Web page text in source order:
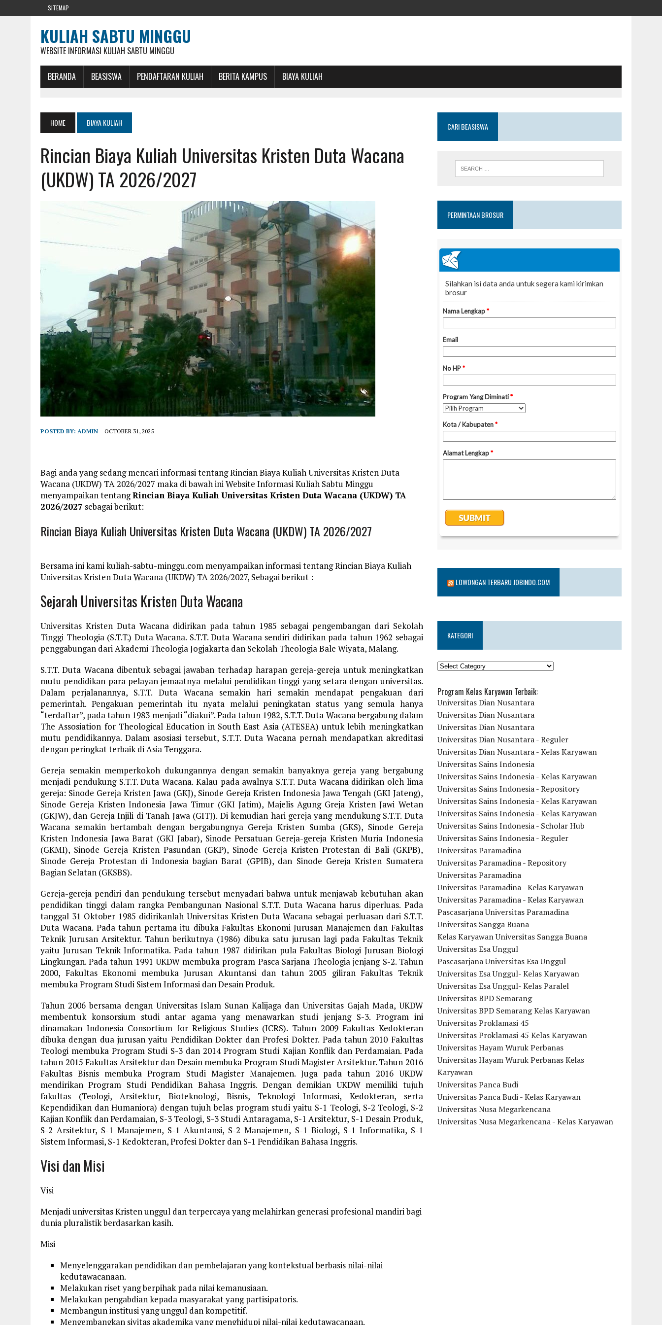
SITEMAP
KULIAH SABTU MINGGU
WEBSITE INFORMASI KULIAH SABTU MINGGU
BERANDA BEASISWA PENDAFTARAN KULIAH BERITA KAMPUS BIAYA KULIAH
HOME BIAYA KULIAH
Rincian Biaya Kuliah Universitas Kristen Duta Wacana
(UKDW) TA 2026/2027
POSTED BY: ADMIN OCTOBER 31, 2025
Bagi anda yang sedang mencari informasi tentang Rincian Biaya Kuliah Universitas Kristen Duta
Wacana (UKDW) TA 2026/2027 maka di bawah ini Website Informasi Kuliah Sabtu Minggu
menyampaikan tentangRincian Biaya Kuliah Universitas Kristen Duta Wacana (UKDW) TA
2026/2027 sebagai berikut:
Rincian Biaya Kuliah Universitas Kristen Duta Wacana (UKDW) TA 2026/2027
Bersama ini kami kuliah-sabtu-minggu.com menyampaikan informasi tentang Rincian Biaya Kuliah
Universitas Kristen Duta Wacana (UKDW) TA 2026/2027, Sebagai berikut :
Sejarah Universitas Kristen Duta Wacana
Universitas Kristen Duta Wacana didirikan pada tahun 1985 sebagai pengembangan dari Sekolah
Tinggi Theologia (S.T.T.) Duta Wacana. S.T.T. Duta Wacana sendiri didirikan pada tahun 1962 sebagai
penggabungan dari Akademi Theologia Jogjakarta dan Sekolah Theologia Bale Wiyata, Malang.
S.T.T. Duta Wacana dibentuk sebagai jawaban terhadap harapan gereja-gereja untuk meningkatkan
mutu pendidikan para pelayan jemaatnya melalui pendidikan tinggi yang setara dengan universitas.
Dalam perjalanannya, S.T.T. Duta Wacana semakin hari semakin mendapat pengakuan dari
pemerintah. Pengakuan pemerintah itu nyata melalui peningkatan status yang semula hanya
“terdaftar”, pada tahun 1983 menjadi “diakui”. Pada tahun 1982, S.T.T. Duta Wacana bergabung dalam
The Assosiation for Theological Education in South East Asia (ATESEA) untuk lebih meningkatkan
mutu pendidikannya. Dalam asosiasi tersebut, S.T.T. Duta Wacana pernah mendapatkan akreditasi
dengan peringkat terbaik di Asia Tenggara.
Gereja semakin memperkokoh dukungannya dengan semakin banyaknya gereja yang bergabung
menjadi pendukung S.T.T. Duta Wacana. Kalau pada awalnya S.T.T. Duta Wacana didirikan oleh lima
gereja: Sinode Gereja Kristen Jawa (GKJ), Sinode Gereja Kristen Indonesia Jawa Tengah (GKI Jateng),
Sinode Gereja Kristen Indonesia Jawa Timur (GKI Jatim), Majelis Agung Greja Kristen Jawi Wetan
(GKJW), dan Gereja Injili di Tanah Jawa (GITJ). Di kemudian hari gereja yang mendukung S.T.T. Duta
Wacana semakin bertambah dengan bergabungnya Gereja Kristen Sumba (GKS), Sinode Gereja
Kristen Indonesia Jawa Barat (GKI Jabar), Sinode Persatuan Gereja-gereja Kristen Muria Indonesia
(GKMI), Sinode Gereja Kristen Pasundan (GKP), Sinode Gereja Kristen Protestan di Bali (GKPB),
Sinode Gereja Protestan di Indonesia bagian Barat (GPIB), dan Sinode Gereja Kristen Sumatera
Bagian Selatan (GKSBS).
Gereja-gereja pendiri dan pendukung tersebut menyadari bahwa untuk menjawab kebutuhan akan
pendidikan tinggi dalam rangka Pembangunan Nasional S.T.T. Duta Wacana harus diperluas. Pada
tanggal 31 Oktober 1985 didirikanlah Universitas Kristen Duta Wacana sebagai perluasan dari S.T.T.
Duta Wacana. Pada tahun pertama itu dibuka Fakultas Ekonomi Jurusan Manajemen dan Fakultas
Teknik Jurusan Arsitektur. Tahun berikutnya (1986) dibuka satu jurusan lagi pada Fakultas Teknik
yaitu Jurusan Teknik Informatika. Pada tahun 1987 didirikan pula Fakultas Biologi Jurusan Biologi
Lingkungan. Pada tahun 1991 UKDW membuka program Pasca Sarjana Theologia jenjang S-2. Tahun
2000, Fakultas Ekonomi membuka Jurusan Akuntansi dan tahun 2005 giliran Fakultas Teknik
membuka Program Studi Sistem Informasi dan Desain Produk.
Tahun 2006 bersama dengan Universitas Islam Sunan Kalijaga dan Universitas Gajah Mada, UKDW
membentuk konsorsium studi antar agama yang menawarkan studi jenjang S-3. Program ini
dinamakan Indonesia Consortium for Religious Studies (ICRS). Tahun 2009 Fakultas Kedokteran
dibuka dengan dua jurusan yaitu Pendidikan Dokter dan Profesi Dokter. Pada tahun 2010 Fakultas
Teologi membuka Program Studi S-3 dan 2014 Program Studi Kajian Konflik dan Perdamaian. Pada
tahun 2015 Fakultas Arsitektur dan Desain membuka Program Studi Magister Arsitektur. Tahun 2016
Fakultas Bisnis membuka Program Studi Magister Manajemen. Juga pada tahun 2016 UKDW
mendirikan Program Studi Pendidikan Bahasa Inggris. Dengan demikian UKDW memiliki tujuh
fakultas (Teologi, Arsitektur, Bioteknologi, Bisnis, Teknologi Informasi, Kedokteran, serta
Kependidikan dan Humaniora) dengan tujuh belas program studi yaitu S-1 Teologi, S-2 Teologi, S-2
Kajian Konflik dan Perdamaian, S-3 Teologi, S-3 Studi Antaragama, S-1 Arsitektur, S-1 Desain Produk,
S-2 Arsitektur, S-1 Manajemen, S-1 Akuntansi, S-2 Manajemen, S-1 Biologi, S-1 Informatika, S-1
Sistem Informasi, S-1 Kedokteran, Profesi Dokter dan S-1 Pendidikan Bahasa Inggris.
Visi dan Misi
Visi
Menjadi universitas Kristen unggul dan terpercaya yang melahirkan generasi profesional mandiri bagi
dunia pluralistik berdasarkan kasih.
Misi
Menyelenggarakan pendidikan dan pembelajaran yang kontekstual berbasis nilai-nilai
kedutawacanaan.
Melakukan riset yang berpihak pada nilai kemanusiaan.
Melakukan pengabdian kepada masyarakat yang partisipatoris.
Membangun institusi yang unggul dan kompetitif.
Mengembangkan sivitas akademika yang menghidupi nilai-nilai kedutawacanaan.
CARI BEASISWA
PERMINTAAN BROSUR
LOWONGAN TERBARU JOBINDO.COM
KATEGORI
KATEGORI
Program Kelas Karyawan Terbaik:
Universitas Dian Nusantara
Universitas Dian Nusantara
Universitas Dian Nusantara
Universitas Dian Nusantara - Reguler
Universitas Dian Nusantara - Kelas Karyawan
Universitas Sains Indonesia
Universitas Sains Indonesia - Kelas Karyawan
Universitas Sains Indonesia - Repository
Universitas Sains Indonesia - Kelas Karyawan
Universitas Sains Indonesia - Kelas Karyawan
Universitas Sains Indonesia - Scholar Hub
Universitas Sains Indonesia - Reguler
Universitas Paramadina
Universitas Paramadina - Repository
Universitas Paramadina
Universitas Paramadina - Kelas Karyawan
Universitas Paramadina - Kelas Karyawan
Pascasarjana Universitas Paramadina
Universitas Sangga Buana
Kelas Karyawan Universitas Sangga Buana
Universitas Esa Unggul
Pascasarjana Universitas Esa Unggul
Universitas Esa Unggul- Kelas Karyawan
Universitas Esa Unggul- Kelas Paralel
Universitas BPD Semarang
Universitas BPD Semarang Kelas Karyawan
Universitas Proklamasi 45
Universitas Proklamasi 45 Kelas Karyawan
Universitas Hayam Wuruk Perbanas
Universitas Hayam Wuruk Perbanas Kelas
Karyawan
Universitas Panca Budi
Universitas Panca Budi - Kelas Karyawan
Universitas Nusa Megarkencana
Universitas Nusa Megarkencana - Kelas Karyawan